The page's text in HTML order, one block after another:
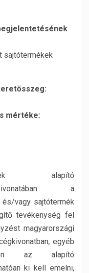
sajtótermékek
mértéke:
alapító
a
és/vagy sajtótermék
tevékenység fel
magyarországi
egyéb
az alapító
ki kell emelni,